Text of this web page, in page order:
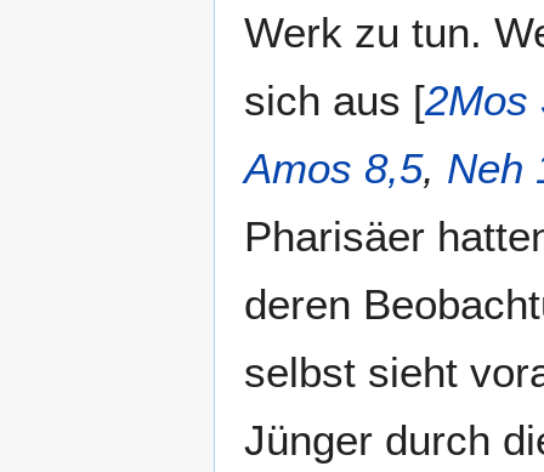
Werk zu tun.
sich aus [2Mos
Amos 8,5, Neh
Pharisäer
deren
selbst sieht
Jünger durch